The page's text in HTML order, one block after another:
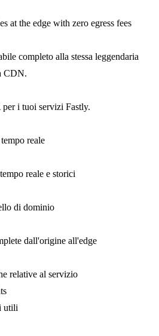
at the edge with zero egress fees
completo alla stessa leggendaria
CDN.
i tuoi servizi Fastly.
reale
reale e storici
di dominio
dall'origine all'edge
relative al servizio
utili